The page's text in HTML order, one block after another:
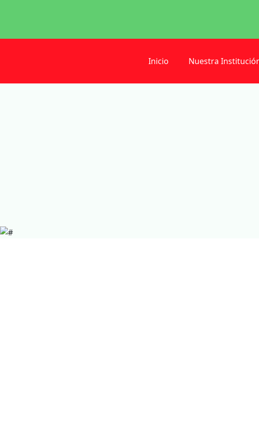
Inicio Nuestra